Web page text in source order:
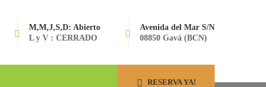
Avenida del Mar S/N
08850 Gavá (BCN)
M,M,J,S,D: Abierto
L y V : CERRADO
RESERVA YA!